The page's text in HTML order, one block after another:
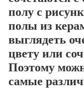
полу с
полы из
выглядеть
цвету или
Поэтому
самые